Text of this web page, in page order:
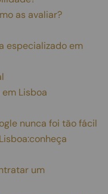
as avaliar?
especializado em
Lisboa
nunca foi tão fácil
um